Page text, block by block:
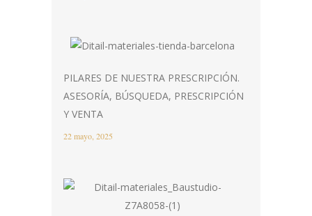
PILARES DE NUESTRA PRESCRIPCIÓN.
ASESORÍA, BÚSQUEDA, PRESCRIPCIÓN
Y VENTA
22 mayo, 2025